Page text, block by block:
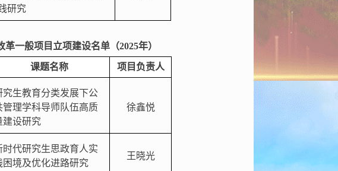
研究
革一般项目立项建设名单（2025年）
课题名称 项目负责人
究生教育分类发展下公
管理学科导师队伍高质
建设研究
徐鑫悦
时代研究生思政育人实
困境及优化进路研究
王晓光